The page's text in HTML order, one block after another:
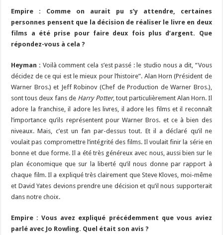
Empire : Comme on aurait pu s’y attendre, certaines
personnes pensent que la décision de réaliser le livre en deux
films a été prise pour faire deux fois plus d’argent. Que
répondez-vous à cela ?
Heyman : Voilà comment cela s’est passé : le studio nous a dit, “Vous
décidez de ce qui est le mieux pour l’histoire”. Alan Horn (Président de
Warner Bros.) et Jeff Robinov (Chef de Production de Warner Bros.),
sont tous deux fans de Harry Potter, tout particulièrement Alan Horn. Il
adore la franchise, il adore les livres, il adore les films et il reconnaît
l’importance qu’ils représentent pour Warner Bros. et ce à bien des
niveaux. Mais, c’est un fan par-dessus tout. Et il a déclaré qu’il ne
voulait pas compromettre l’intégrité des films. Il voulait finir la série en
bonne et due forme. Il a été très généreux avec nous, aussi bien sur le
plan économique que sur la liberté qu’il nous donne par rapport à
chaque film. Il a expliqué très clairement que Steve Kloves, moi-même
et David Yates devions prendre une décision et qu’il nous supporterait
dans notre choix.
Empire : Vous avez expliqué précédemment que vous aviez
parlé avec Jo Rowling. Quel était son avis ?